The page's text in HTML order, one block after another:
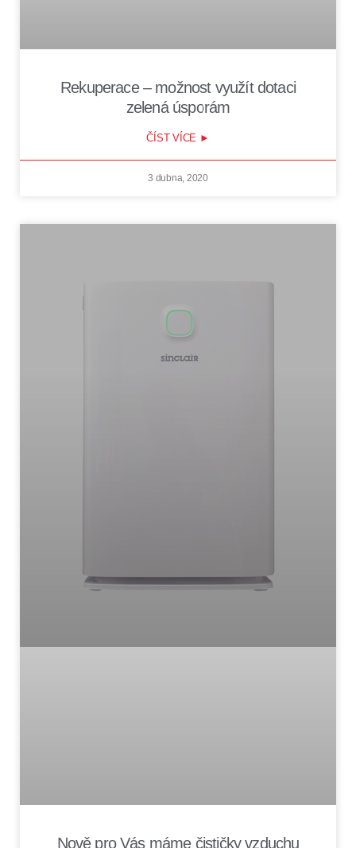
Rekuperace – možnost využít dotaci
zelená úsporám
ČÍST VÍCE ►
3 dubna, 2020
Nově pro Vás máme čističky vzduchu